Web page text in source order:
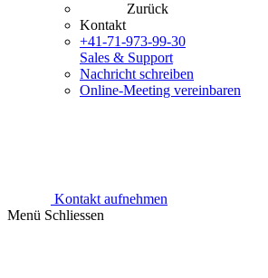
Zurück
Kontakt
+41-71-973-99-30
Sales & Support
Nachricht schreiben
Online-Meeting vereinbaren
Kontakt aufnehmen
Menü Schliessen